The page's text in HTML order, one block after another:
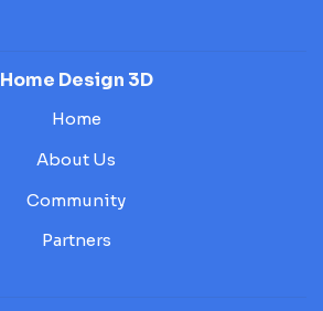
Home Design 3D
Home
About Us
Community
Partners